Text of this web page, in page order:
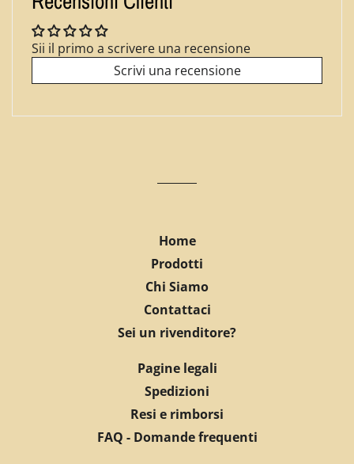
Sii il primo a scrivere una recensione
Scrivi una recensione
Home
Prodotti
Chi Siamo
Contattaci
Sei un rivenditore?
Pagine legali
Spedizioni
Resi e rimborsi
FAQ - Domande frequenti